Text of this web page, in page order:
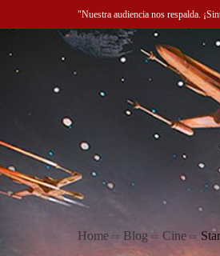
"Nuestra audiencia nos respalda.
Home Blog Cine